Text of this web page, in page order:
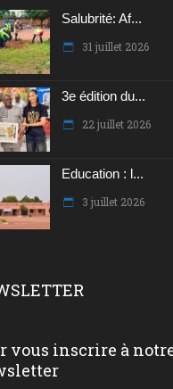
Salubrité: Af...
31 juillet 2026
3e édition du...
22 juillet 2026
Education : l...
3 juillet 2026
vous inscrire à